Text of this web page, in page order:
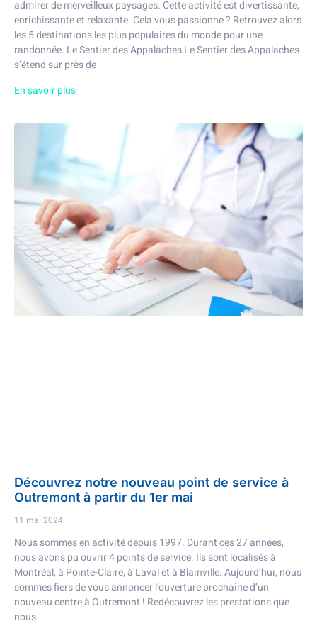
admirer de merveilleux paysages. Cette activité est divertissante,
enrichissante et relaxante. Cela vous passionne ? Retrouvez alors
les 5 destinations les plus populaires du monde pour une
randonnée. Le Sentier des Appalaches Le Sentier des Appalaches
s’étend sur près de
En savoir plus
Découvrez notre nouveau point de service à
Outremont à partir du 1er mai
11 mai 2024
Nous sommes en activité depuis 1997. Durant ces 27 années,
nous avons pu ouvrir 4 points de service. Ils sont localisés à
Montréal, à Pointe-Claire, à Laval et à Blainville. Aujourd’hui, nous
sommes fiers de vous annoncer l’ouverture prochaine d’un
nouveau centre à Outremont ! Redécouvrez les prestations que
nous